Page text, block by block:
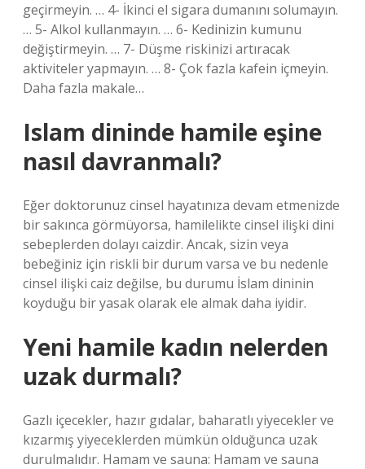
geçirmeyin. … 4- İkinci el sigara dumanını solumayın.
… 5- Alkol kullanmayın. … 6- Kedinizin kumunu
değiştirmeyin. … 7- Düşme riskinizi artıracak
aktiviteler yapmayın. … 8- Çok fazla kafein içmeyin.
Daha fazla makale…
Islam dininde hamile eşine
nasıl davranmalı?
Eğer doktorunuz cinsel hayatınıza devam etmenizde
bir sakınca görmüyorsa, hamilelikte cinsel ilişki dini
sebeplerden dolayı caizdir. Ancak, sizin veya
bebeğiniz için riskli bir durum varsa ve bu nedenle
cinsel ilişki caiz değilse, bu durumu İslam dininin
koyduğu bir yasak olarak ele almak daha iyidir.
Yeni hamile kadın nelerden
uzak durmalı?
Gazlı içecekler, hazır gıdalar, baharatlı yiyecekler ve
kızarmış yiyeceklerden mümkün olduğunca uzak
durulmalıdır. Hamam ve sauna: Hamam ve sauna